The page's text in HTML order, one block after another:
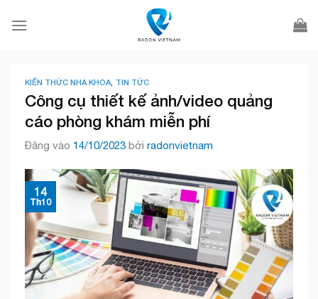
qua
KIẾN THỨC NHA KHOA TIN TỨC
Công cụ thiết kế ảnh/video quảng
cáo phòng khám miễn phí
Đăng vào 14/10/2023 bởi radonvietnam
14
Th10